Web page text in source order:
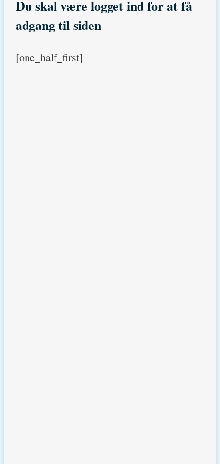
Du skal være logget ind for at få
adgang til siden
[one_half_first]